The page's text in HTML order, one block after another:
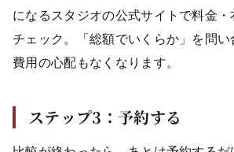
になるスタジオの公式サイトで料金
チェック。「総額でいくらか」を問
費用の心配もなくなります。
ステップ3：予約する